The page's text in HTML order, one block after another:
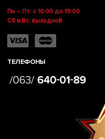
Пн – Пт: с 10:00 до 19:00
Сб и Вс: выходной
ТЕЛЕФОНЫ